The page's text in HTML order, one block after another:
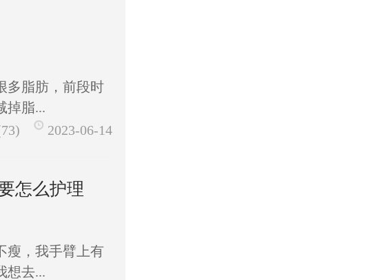
多脂肪，前段时
掉脂...
2023-06-14
怎么护理
瘦，我手臂上有
想去...